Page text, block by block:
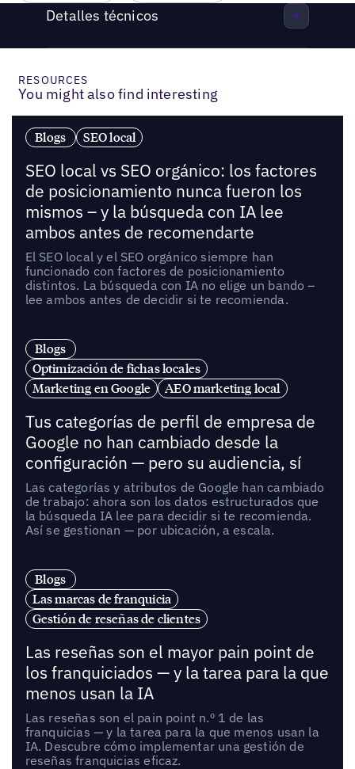
Detalles técnicos
RESOURCES
You might also find interesting
Blogs SEO local
SEO local vs SEO orgánico: los factores
de posicionamiento nunca fueron los
mismos – y la búsqueda con IA lee
ambos antes de recomendarte
El SEO local y el SEO orgánico siempre han
funcionado con factores de posicionamiento
distintos. La búsqueda con IA no elige un bando –
lee ambos antes de decidir si te recomienda.
Blogs
Optimización de fichas locales
Marketing en Google
AEO marketing local
Tus categorías de perfil de empresa de
Google no han cambiado desde la
configuración — pero su audiencia, sí
Las categorías y atributos de Google han cambiado
de trabajo: ahora son los datos estructurados que
la búsqueda IA lee para decidir si te recomienda.
Así se gestionan — por ubicación, a escala.
Blogs
Las marcas de franquicia
Gestión de reseñas de clientes
Las reseñas son el mayor pain point de
los franquiciados — y la tarea para la que
menos usan la IA
Las reseñas son el pain point n.º 1 de las
franquicias — y la tarea para la que menos usan la
IA. Descubre cómo implementar una gestión de
reseñas franquicias eficaz.